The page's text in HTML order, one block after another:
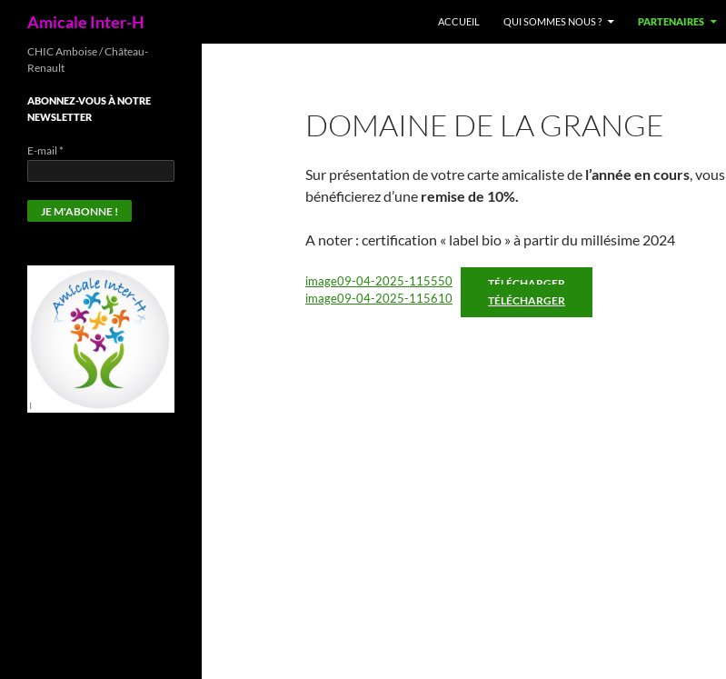
Aller
contenu
Amicale Inter-H ACCUEIL QUI SOMMES NOUS ? PARTENAIRES
DOMAINE DE LA GRANGE
Sur présentation de votre carte amicaliste de l’année en cours, vous
bénéficierez d’une remise de 10%.
A noter : certification « label bio » à partir du millésime 2024
image09-04-2025-115550 TÉLÉCHARGER
image09-04-2025-115610 TÉLÉCHARGER
CHIC Amboise / Château-
Renault
ABONNEZ-VOUS À NOTRE
NEWSLETTER
E-mail *